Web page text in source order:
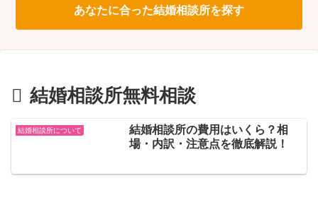
あなたに合った結婚相談所を探す
結婚相談所無料相談
結婚相談所について
結婚相談所の費用はいくら？相
場・内訳・注意点を徹底解説！